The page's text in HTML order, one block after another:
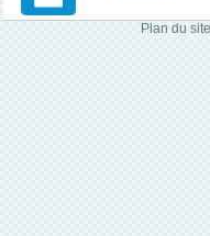
Plan du site